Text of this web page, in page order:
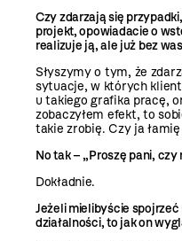
Czy zdarzają się
projekt, opowiadacie o
realizuje ją, ale już bez
Słyszymy o tym, że
sytuacje, w których
u takiego grafika pracę,
zobaczyłem efekt, to
takie zrobię. Czy ja
No tak – „Proszę pani, czy
Dokładnie.
Jeżeli mielibyście
działalności, to jak on